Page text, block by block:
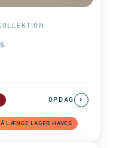
LÆNGE LAGER HAVES
OPDAG ›